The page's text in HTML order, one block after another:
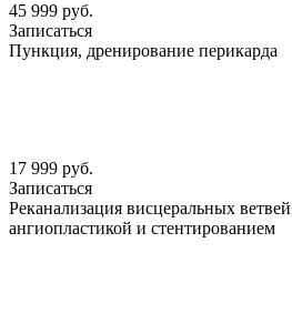
45 999 руб.
Записаться
Пункция, дренирование перикарда
17 999 руб.
Записаться
Реканализация висцеральных
ангиопластикой и стентированием